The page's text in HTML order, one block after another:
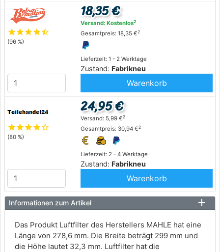
starstarstarstarstar_half
(96 %)
Lieferzeit: 1 - 2 Werktage
Zustand: Fabrikneu
18,35 €
Versand: Kostenlos2
Gesamtpreis: 18,35 €2
Warenkorb
starstarstarstarstar_outline
(80 %)
Lieferzeit: 2 - 4 Werktage
Zustand: Fabrikneu
24,95 €
Versand: 5,99 €2
Gesamtpreis: 30,94 €2
Warenkorb
Informationen zum Artikel
Das Produkt Luftfilter des Herstellers MAHLE hat eine
Länge von 278,6 mm. Die Breite beträgt 299 mm und
die Höhe lautet 32,3 mm. Luftfilter hat die